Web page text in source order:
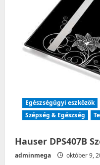
Egészségügyi eszközök
Szépség & Egészség
Hauser DPS407B
adminmega október 9,